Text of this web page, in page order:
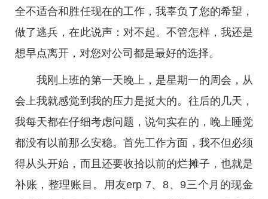
全不适合和胜任现在的工作，我辜负了您的希望，
做了逃兵，在此说声：对不起。不管怎样，我还是
想早点离开，对您对公司都是最好的选择。
我刚上班的第一天晚上，是星期一的周会，从
会上我就感觉到我的压力是挺大的。往后的几天，
我每天都在仔细考虑问题，说句实在的，晚上睡觉
都没有以前那么安稳。首先工作方面，我不但必须
得从头开始，而且还要收拾以前的烂摊子，也就是
补账，整理账目。用友erp 7、8、9三个月的现金